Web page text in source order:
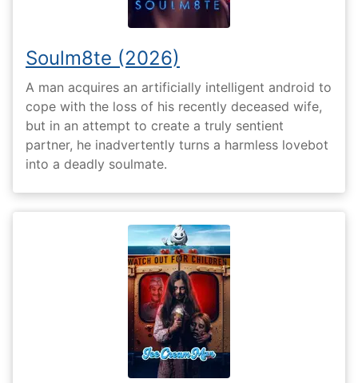
Soulm8te (2026)
A man acquires an artificially intelligent android to
cope with the loss of his recently deceased wife,
but in an attempt to create a truly sentient
partner, he inadvertently turns a harmless lovebot
into a deadly soulmate.